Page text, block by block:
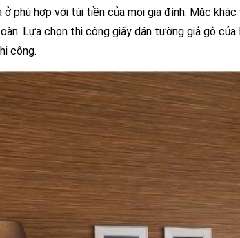
phù hợp với túi tiền của mọi gia đình. Mặc
Lựa chọn thi công giấy dán tường giả gỗ
công.